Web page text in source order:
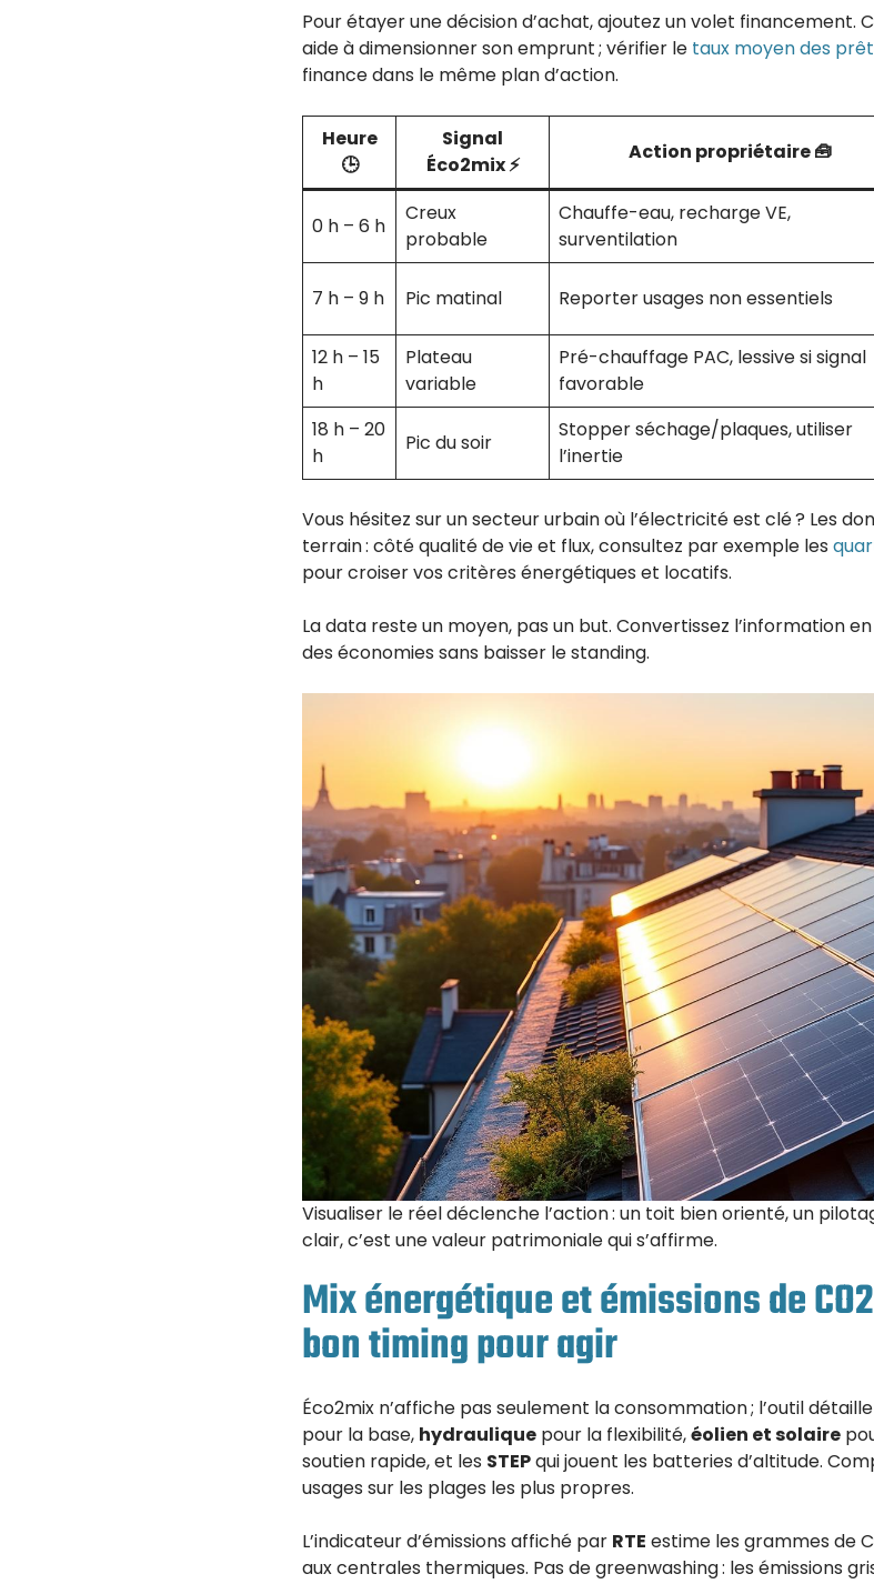
Pour étayer une décision d’achat, ajoutez un volet financement.
aide à dimensionner son emprunt ; vérifier le taux moyen des
finance dans le même plan d’action.
Heure
🕒
Signal
Éco2mix ⚡
Action propriétaire 🧰
0 h – 6 h
Creux
probable
Chauffe-eau, recharge VE,
surventilation
7 h – 9 h Pic matinal Reporter usages non essentiels
12 h – 15
h
Plateau
variable
Pré-chauffage PAC, lessive si signal
favorable
18 h – 20
h
Pic du soir
Stopper séchage/plaques, utiliser
l’inertie
Vous hésitez sur un secteur urbain où l’électricité est clé ? Les
terrain : côté qualité de vie et flux, consultez par exemple les
pour croiser vos critères énergétiques et locatifs.
La data reste un moyen, pas un but. Convertissez l’information
des économies sans baisser le standing.
Visualiser le réel déclenche l’action : un toit bien orienté, un
clair, c’est une valeur patrimoniale qui s’affirme.
Mix énergétique et émissions de
bon timing pour agir
Éco2mix n’affiche pas seulement la consommation ; l’outil
pour la base, hydraulique pour la flexibilité,éolien et solaire
soutien rapide, et les STEPqui jouent les batteries d’altitude.
usages sur les plages les plus propres.
L’indicateur d’émissions affiché par RTE estime les grammes de
aux centrales thermiques. Pas de greenwashing : les émissions